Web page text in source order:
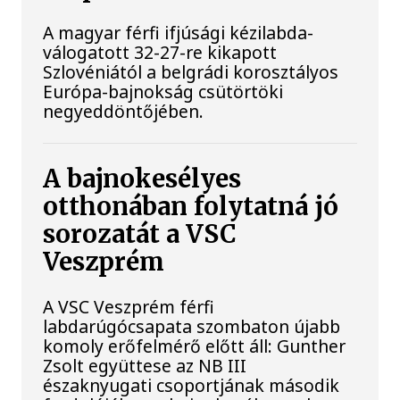
A magyar férfi ifjúsági kézilabda-
válogatott 32-27-re kikapott
Szlovéniától a belgrádi korosztályos
Európa-bajnokság csütörtöki
negyeddöntőjében.
A bajnokesélyes
otthonában folytatná jó
sorozatát a VSC
Veszprém
A VSC Veszprém férfi
labdarúgócsapata szombaton újabb
komoly erőfelmérő előtt áll: Gunther
Zsolt együttese az NB III
északnyugati csoportjának második